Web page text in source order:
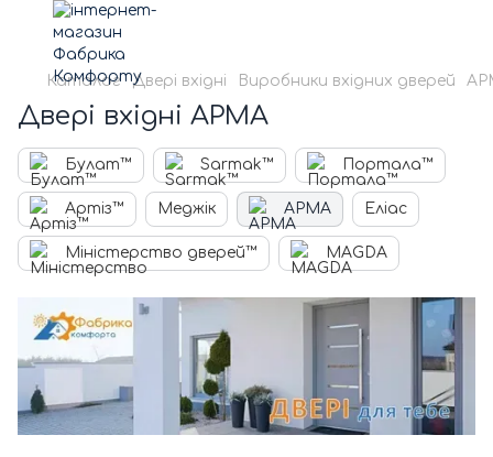
Каталог Двері вхідні Виробники вхідних дверей
Двері вхідні АРМА
Булат™ Sarmak™ Портала™
Артіз™ Меджік АРМА Еліас
Міністерство дверей™ MAGDA